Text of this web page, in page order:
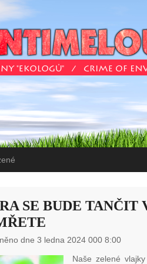
SE BUDE TANČIT
dne 3 ledna 2024 000 8:00
Naše zelené